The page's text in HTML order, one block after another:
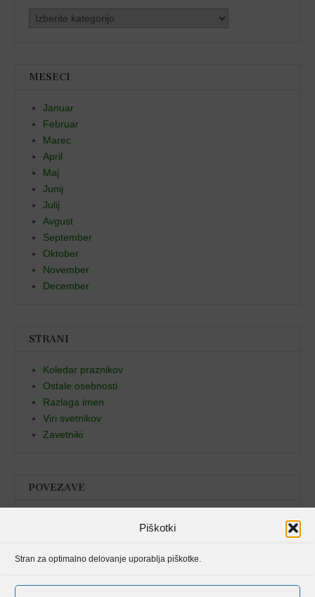
Piškotki
Stran za optimalno delovanje uporablja piškotke.
Kategorije
MESECI
Januar
Februar
Marec
April
Maj
Junij
Julij
Avgust
September
Oktober
November
December
STRANI
Koledar praznikov
Ostale osebnosti
Razlaga imen
Viri svetnikov
Zavetniki
POVEZAVE